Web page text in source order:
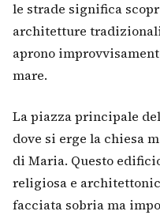
le strade significa
architetture
aprono
mare.
La piazza principale
dove si erge la chiesa
di Maria. Questo
religiosa e
facciata sobria ma